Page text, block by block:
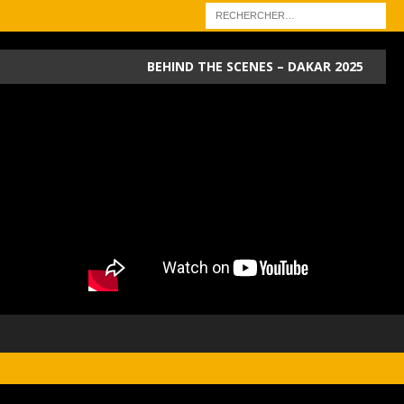
BEHIND THE SCENES – DAKAR 2025